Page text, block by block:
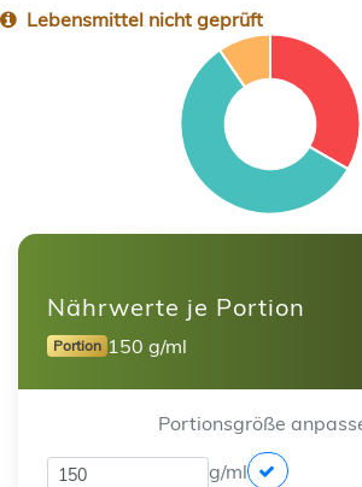
Lebensmittel nicht geprüft
Nährwerte je Portion
Portion 150 g/ml
Portionsgröße
g/ml